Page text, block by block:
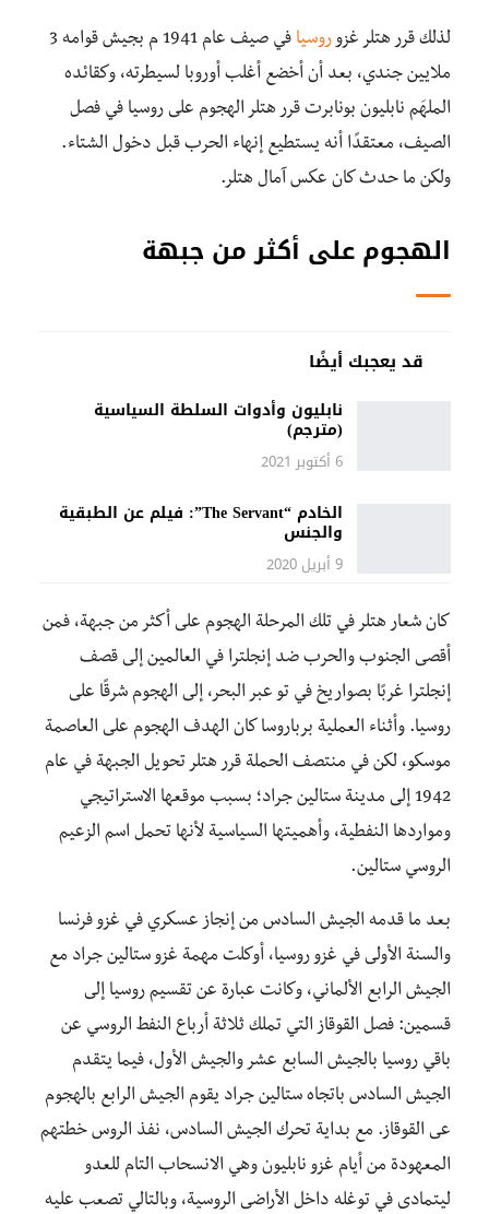
لذلك قرر هتلر غزو روسيا
في صيف عام 1941 م بجيش قوامه 3
ملايين جندي، بعد أن أخضع أغلب أوروبا لسيطرته، وكقائده
الملهَم نابليون بونابرت قرر هتلر الهجوم على روسيا في فصل
الصيف، معتقدًا أنه يستطيع إنهاء الحرب قبل دخول الشتاء.
ولكن ما حدث كان عكس آمال هتلر.
الهجوم على أكثر من جبهة
قد يعجبك أيضًا
نابليون وأدوات السلطة السياسية
(مترجم)
6 أكتوبر 2021
الخادم “The Servant”: فيلم عن الطبقية
والجنس
9 أبريل 2020
كان شعار هتلر في تلك المرحلة الهجوم على أكثر من جبهة، فمن
أقصى الجنوب والحرب ضد إنجلترا في العالمين إلى قصف
إنجلترا غربًا بصواريخ في تو عبر البحر، إلى الهجوم شرقًا على
روسيا. وأثناء العملية برباروسا كان الهدف الهجوم على العاصمة
موسكو، لكن في منتصف الحملة قرر هتلر تحويل الجبهة في عام
1942 إلى مدينة ستالين جراد؛ بسبب موقعها الاستراتيجي
ومواردها النفطية، وأهميتها السياسية لأنها تحمل اسم الزعيم
الروسي ستالين.
بعد ما قدمه الجيش السادس من إنجاز عسكري في غزو فرنسا
والسنة الأولى في غزو روسيا، أوكلت مهمة غزو ستالين جراد مع
الجيش الرابع الألماني، وكانت عبارة عن تقسيم روسيا إلى
قسمين: فصل القوقاز التي تملك ثلاثة أرباع النفط الروسي عن
باقي روسيا بالجيش السابع عشر والجيش الأول، فيما يتقدم
الجيش السادس باتجاه ستالين جراد يقوم الجيش الرابع بالهجوم
عى القوقاز. مع بداية تحرك الجيش السادس، نفذ الروس خطتهم
المعهودة من أيام غزو نابليون وهي الانسحاب التام للعدو
ليتمادى في توغله داخل الأراضى الروسية، وبالتالي تصعب عليه